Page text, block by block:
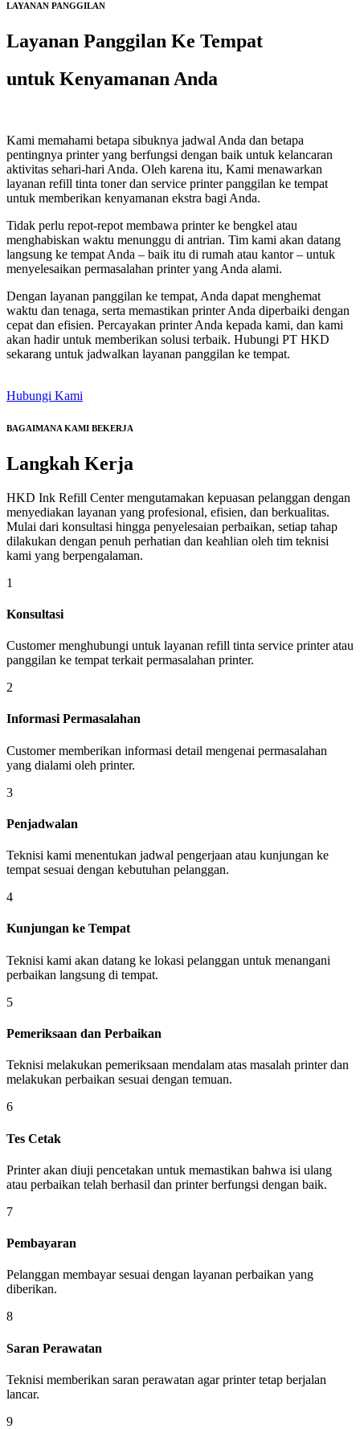
LAYANAN PANGGILAN
Layanan Panggilan Ke Tempat
untuk Kenyamanan Anda
Kami memahami betapa sibuknya jadwal Anda dan betapa
pentingnya printer yang berfungsi dengan baik untuk kelancaran
aktivitas sehari-hari Anda. Oleh karena itu, Kami menawarkan
layanan refill tinta toner dan service printer panggilan ke tempat
untuk memberikan kenyamanan ekstra bagi Anda.
Tidak perlu repot-repot membawa printer ke bengkel atau
menghabiskan waktu menunggu di antrian. Tim kami akan datang
langsung ke tempat Anda – baik itu di rumah atau kantor – untuk
menyelesaikan permasalahan printer yang Anda alami.
Dengan layanan panggilan ke tempat, Anda dapat menghemat
waktu dan tenaga, serta memastikan printer Anda diperbaiki dengan
cepat dan efisien. Percayakan printer Anda kepada kami, dan kami
akan hadir untuk memberikan solusi terbaik. Hubungi PT HKD
sekarang untuk jadwalkan layanan panggilan ke tempat.
Hubungi Kami
BAGAIMANA KAMI BEKERJA
Langkah Kerja
HKD Ink Refill Center mengutamakan kepuasan pelanggan dengan
menyediakan layanan yang profesional, efisien, dan berkualitas.
Mulai dari konsultasi hingga penyelesaian perbaikan, setiap tahap
dilakukan dengan penuh perhatian dan keahlian oleh tim teknisi
kami yang berpengalaman.
1
Konsultasi
Customer menghubungi untuk layanan refill tinta service printer atau
panggilan ke tempat terkait permasalahan printer.
2
Informasi Permasalahan
Customer memberikan informasi detail mengenai permasalahan
yang dialami oleh printer.
3
Penjadwalan
Teknisi kami menentukan jadwal pengerjaan atau kunjungan ke
tempat sesuai dengan kebutuhan pelanggan.
4
Kunjungan ke Tempat
Teknisi kami akan datang ke lokasi pelanggan untuk menangani
perbaikan langsung di tempat.
5
Pemeriksaan dan Perbaikan
Teknisi melakukan pemeriksaan mendalam atas masalah printer dan
melakukan perbaikan sesuai dengan temuan.
6
Tes Cetak
Printer akan diuji pencetakan untuk memastikan bahwa isi ulang
atau perbaikan telah berhasil dan printer berfungsi dengan baik.
7
Pembayaran
Pelanggan membayar sesuai dengan layanan perbaikan yang
diberikan.
8
Saran Perawatan
Teknisi memberikan saran perawatan agar printer tetap berjalan
lancar.
9